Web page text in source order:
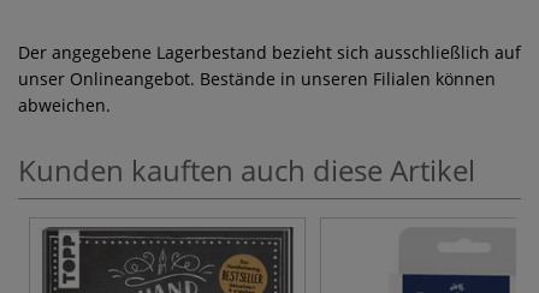
Der angegebene Lagerbestand bezieht sich ausschließlich auf
unser Onlineangebot. Bestände in unseren Filialen können
abweichen.
Kunden kauften auch diese Artikel